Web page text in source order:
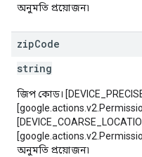
অনুমতি প্রয়োজন৷
zipCode
string
জিপ কোড।
অনুমতি প্রয়োজন৷